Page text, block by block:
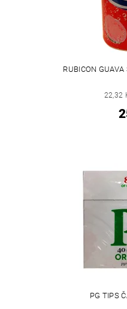
RUBICON
22,32
PG TIPS